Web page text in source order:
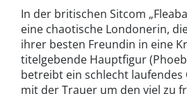
In der britischen Sitcom
eine chaotische Londonerin,
ihrer besten Freundin in eine
titelgebende Hauptfigur
betreibt ein schlecht laufendes
mit der Trauer um den viel zu